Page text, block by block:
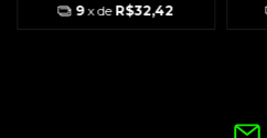
9 x de R$32,42